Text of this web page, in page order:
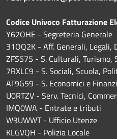
Codice Univoco Fatturazione
Y62OHE - Segreteria Generale
31OQ2K - Aff. Generali, Legali,
ZFS575 - S. Culturali, Turismo,
7RXLC9 - S. Sociali, Scuola,
AT9G59 - S. Economici e
U0RTZV - Serv. Tecnici,
IMQ0WA - Entrate e tributi
W3UWWT - Ufficio Utenze
KLGVQH - Polizia Locale